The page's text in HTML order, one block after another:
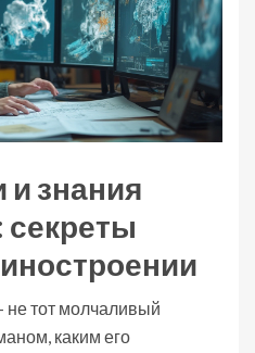
и знания
тот молчаливый
каким его